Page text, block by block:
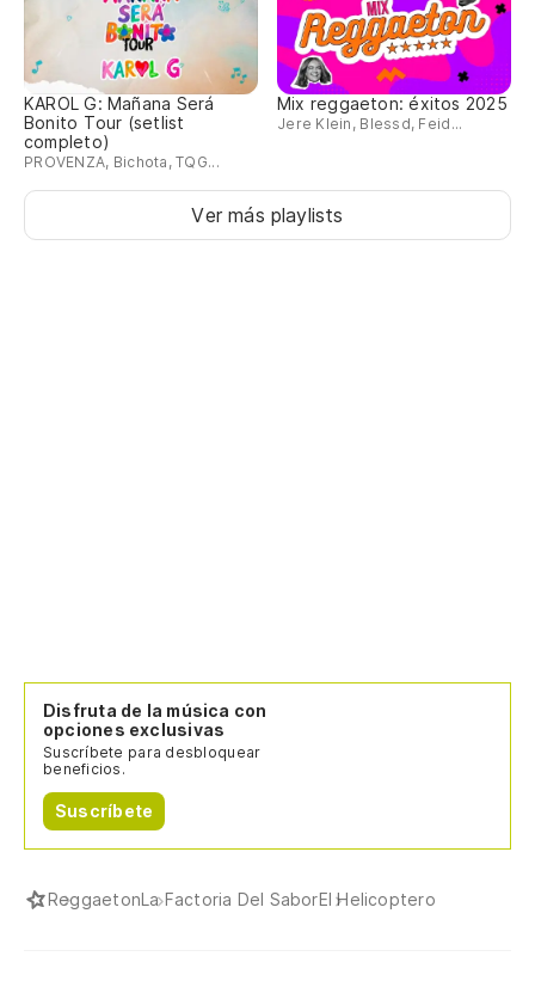
KAROL G: Mañana Será
Bonito Tour (setlist
completo)
PROVENZA, Bichota, TQG...
Mix reggaeton: éxitos 2025
Jere Klein, Blessd, Feid...
Ver más playlists
Disfruta de la música con
opciones exclusivas
Suscríbete para desbloquear
beneficios.
Suscríbete
ReggaetonLa Factoria Del SaborEl Helicoptero